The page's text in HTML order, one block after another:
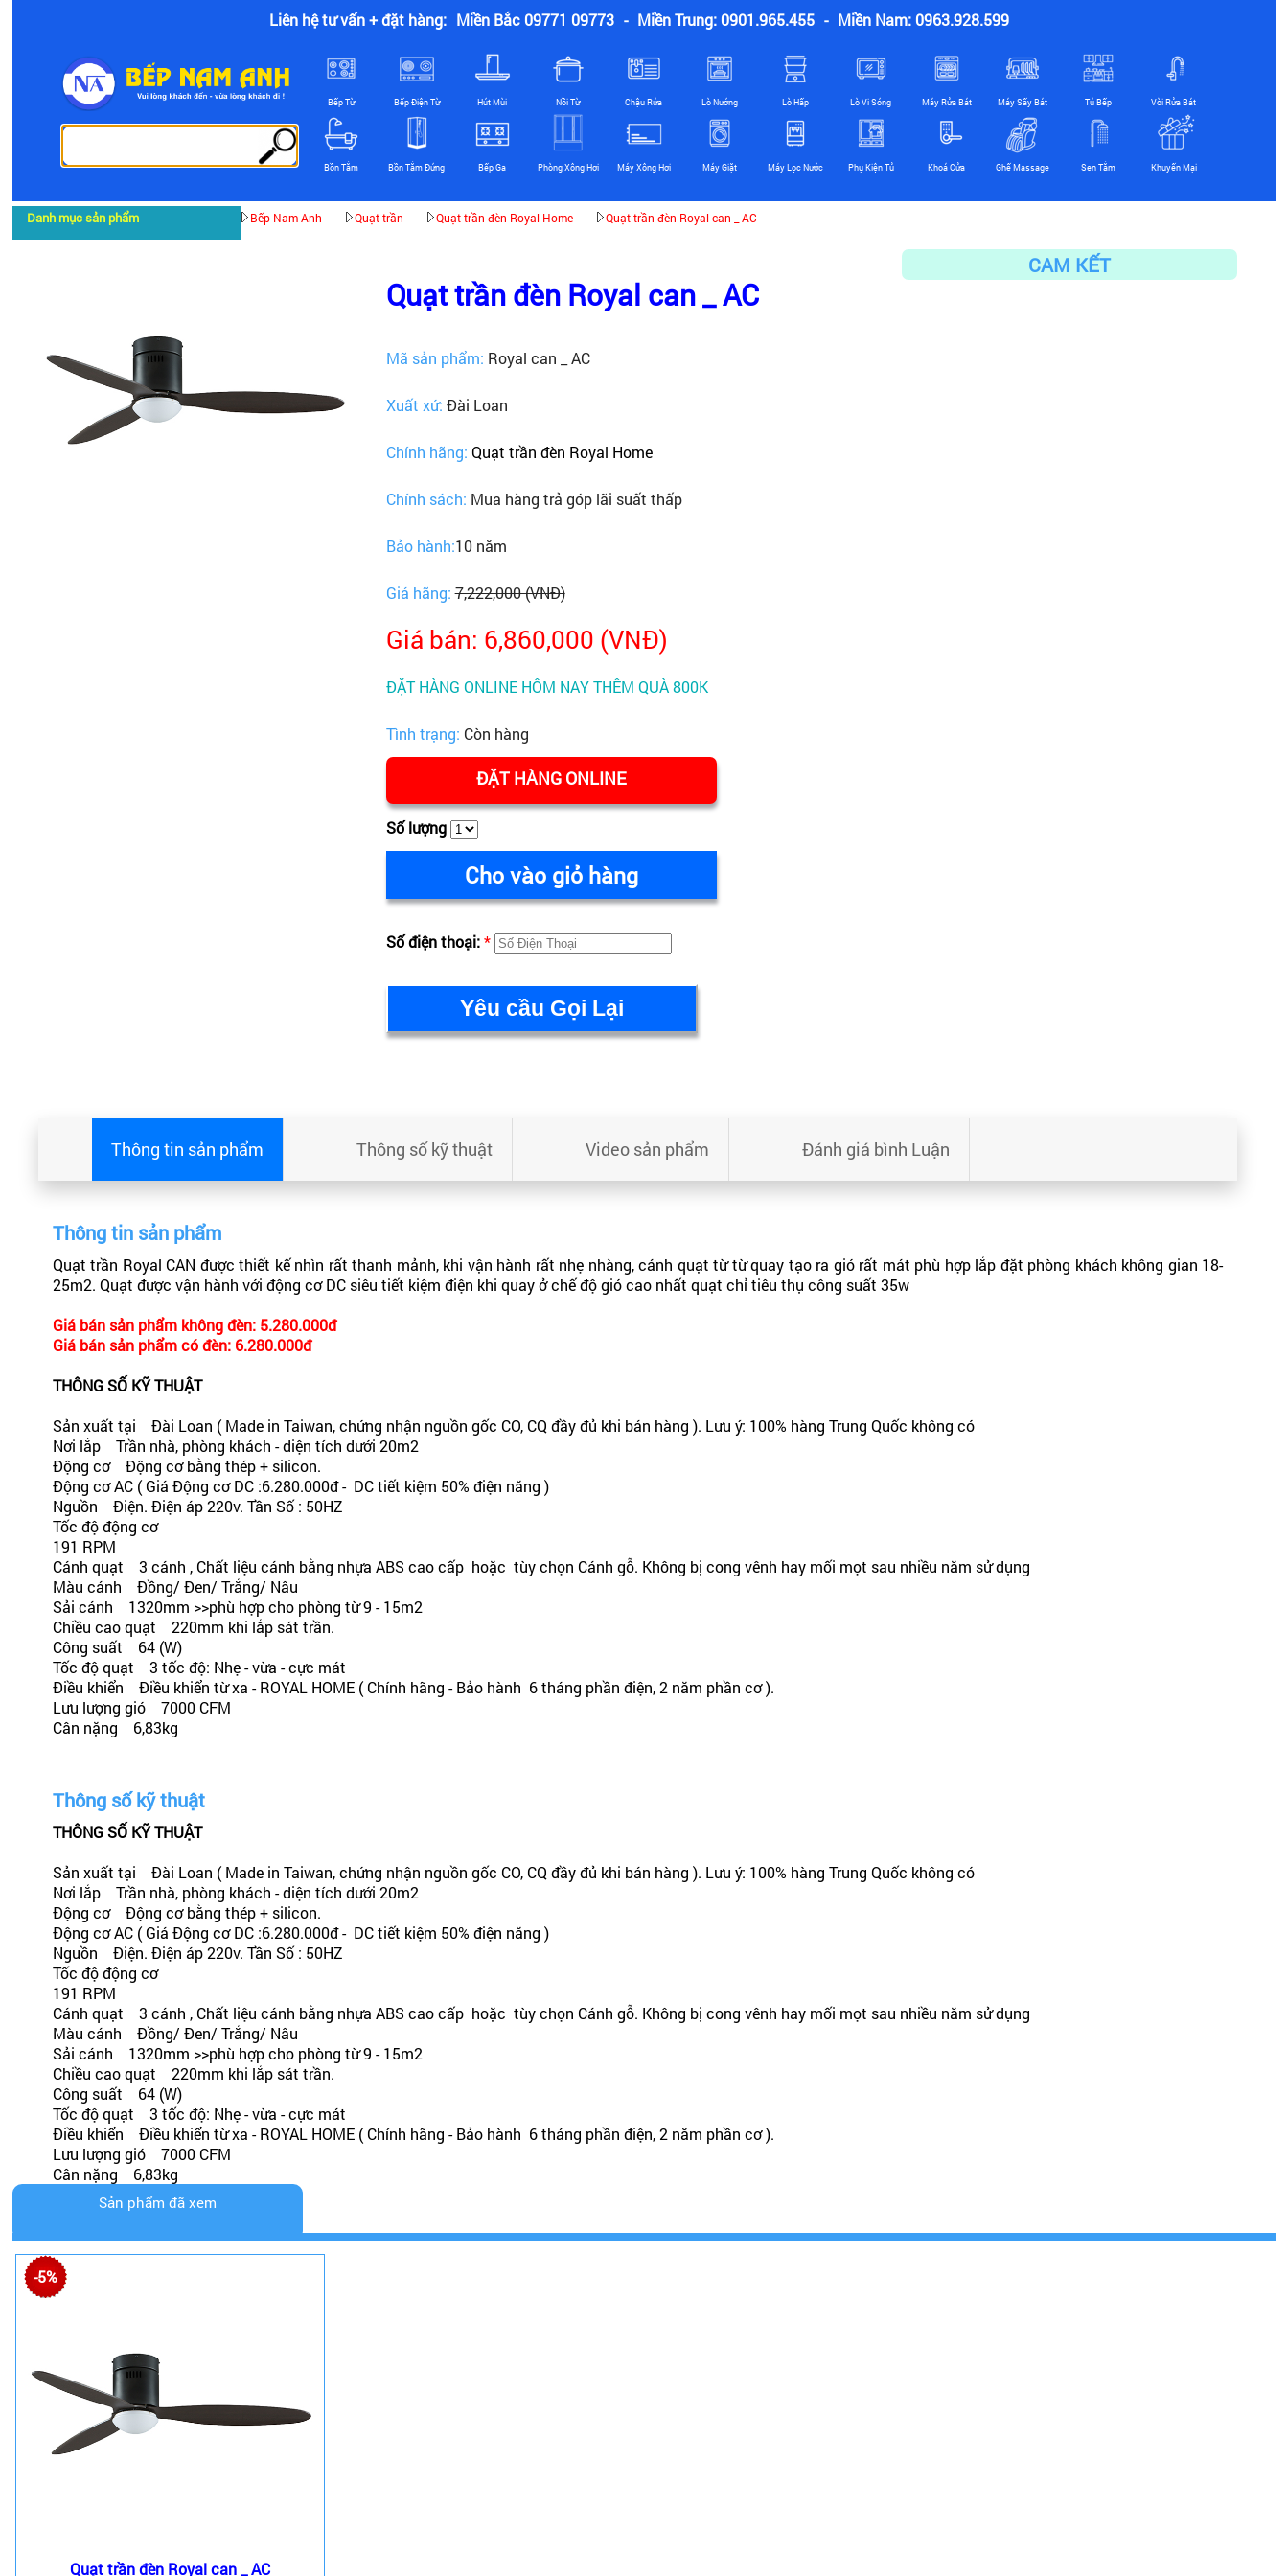
Liên hệ tư vấn + đặt hàng: Miền Bắc 09771 09773 - Miền Trung: 0901.965.455 - Miền Nam: 0963.928.599
Bếp Từ Bếp Điện Từ Hút Mùi Nồi Từ Chậu Rửa Lò Nướng Lò Hấp Lò Vi Sóng Máy Rửa Bát Máy Sấy Bát Tủ Bếp Vòi Rửa Bát
Bồn Tắm Bồn Tắm Đứng Bếp Ga Phòng Xông Hơi Máy Xông Hơi Máy Giặt Máy Lọc Nước Phụ Kiện Tủ Khoá Cửa Ghế Massage Sen Tắm Khuyến Mại
Danh mục sản phẩm Bếp Nam Anh Quạt trần Quạt trần đèn Royal Home Quạt trần đèn Royal can _ AC
Quạt trần đèn Royal can _ AC
Mã sản phẩm: Royal can _ AC
Xuất xứ: Đài Loan
Chính hãng: Quạt trần đèn Royal Home
Chính sách: Mua hàng trả góp lãi suất thấp
Bảo hành:10 năm
Giá hãng:7,222,000 (VNĐ)
Giá bán: 6,860,000 (VNĐ)
ĐẶT HÀNG ONLINE HÔM NAY THÊM QUÀ 800K
Tình trạng: Còn hàng
ĐẶT HÀNG ONLINE
Số lượng
Cho vào giỏ hàng
Số điện thoại:*
CAM KẾT
Thông tin sản phẩm Thông số kỹ thuật Video sản phẩm Đánh giá bình Luận
Thông tin sản phẩm
Quạt trần Royal CAN được thiết kế nhìn rất thanh mảnh, khi vận hành rất nhẹ nhàng, cánh quạt từ từ quay tạo ra gió rất mát phù hợp lắp đặt phòng khách không gian 18-
25m2. Quạt được vận hành với động cơ DC siêu tiết kiệm điện khi quay ở chế độ gió cao nhất quạt chỉ tiêu thụ công suất 35w
Giá bán sản phẩm không đèn: 5.280.000đ
Giá bán sản phẩm có đèn: 6.280.000đ
THÔNG SỐ KỸ THUẬT
Sản xuất tại Đài Loan ( Made in Taiwan, chứng nhận nguồn gốc CO, CQ đầy đủ khi bán hàng ). Lưu ý: 100% hàng Trung Quốc không có
Nơi lắp Trần nhà, phòng khách - diện tích dưới 20m2
Động cơ Động cơ bằng thép + silicon.
Động cơ AC ( Giá Động cơ DC :6.280.000đ - DC tiết kiệm 50% điện năng )
Nguồn Điện. Điện áp 220v. Tần Số : 50HZ
Tốc độ động cơ
191 RPM
Cánh quạt 3 cánh , Chất liệu cánh bằng nhựa ABS cao cấp hoặc tùy chọn Cánh gỗ. Không bị cong vênh hay mối mọt sau nhiều năm sử dụng
Màu cánh Đồng/ Đen/ Trắng/ Nâu
Sải cánh 1320mm >>phù hợp cho phòng từ 9 - 15m2
Chiều cao quạt 220mm khi lắp sát trần.
Công suất 64 (W)
Tốc độ quạt 3 tốc độ: Nhẹ - vừa - cực mát
Điều khiển Điều khiển từ xa - ROYAL HOME ( Chính hãng - Bảo hành 6 tháng phần điện, 2 năm phần cơ ).
Lưu lượng gió 7000 CFM
Cân nặng 6,83kg
Thông số kỹ thuật
THÔNG SỐ KỸ THUẬT
Sản xuất tại Đài Loan ( Made in Taiwan, chứng nhận nguồn gốc CO, CQ đầy đủ khi bán hàng ). Lưu ý: 100% hàng Trung Quốc không có
Nơi lắp Trần nhà, phòng khách - diện tích dưới 20m2
Động cơ Động cơ bằng thép + silicon.
Động cơ AC ( Giá Động cơ DC :6.280.000đ - DC tiết kiệm 50% điện năng )
Nguồn Điện. Điện áp 220v. Tần Số : 50HZ
Tốc độ động cơ
191 RPM
Cánh quạt 3 cánh , Chất liệu cánh bằng nhựa ABS cao cấp hoặc tùy chọn Cánh gỗ. Không bị cong vênh hay mối mọt sau nhiều năm sử dụng
Màu cánh Đồng/ Đen/ Trắng/ Nâu
Sải cánh 1320mm >>phù hợp cho phòng từ 9 - 15m2
Chiều cao quạt 220mm khi lắp sát trần.
Công suất 64 (W)
Tốc độ quạt 3 tốc độ: Nhẹ - vừa - cực mát
Điều khiển Điều khiển từ xa - ROYAL HOME ( Chính hãng - Bảo hành 6 tháng phần điện, 2 năm phần cơ ).
Lưu lượng gió 7000 CFM
Cân nặng 6,83kg
Sản phẩm đã xem
-5%
Quạt trần đèn Royal can _ AC